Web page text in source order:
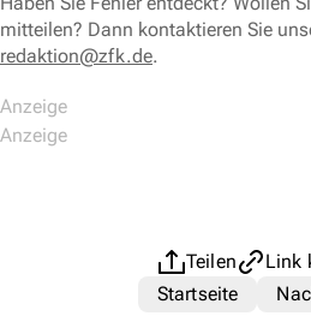
mitteilen? Dann kontaktieren Sie
redaktion@zfk.de.
Teilen
Link
Startseite